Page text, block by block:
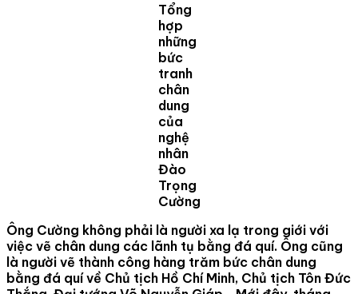
Tổng
hợp
những
bức
tranh
chân
dung
của
nghệ
nhân
Đào
Trọng
Cường
Ông Cường không phải là người xa lạ trong giới với
việc vẽ chân dung các lãnh tụ bằng đá quí. Ông cũng
là người vẽ thành công hàng trăm bức chân dung
bằng đá quí về Chủ tịch Hồ Chí Minh, Chủ tịch Tôn Đức